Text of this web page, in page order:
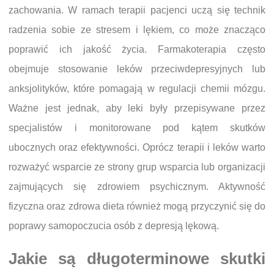
zachowania. W ramach terapii pacjenci uczą się technik
radzenia sobie ze stresem i lękiem, co może znacząco
poprawić ich jakość życia. Farmakoterapia często
obejmuje stosowanie leków przeciwdepresyjnych lub
anksjolityków, które pomagają w regulacji chemii mózgu.
Ważne jest jednak, aby leki były przepisywane przez
specjalistów i monitorowane pod kątem skutków
ubocznych oraz efektywności. Oprócz terapii i leków warto
rozważyć wsparcie ze strony grup wsparcia lub organizacji
zajmujących się zdrowiem psychicznym. Aktywność
fizyczna oraz zdrowa dieta również mogą przyczynić się do
poprawy samopoczucia osób z depresją lękową.
Jakie są długoterminowe skutki